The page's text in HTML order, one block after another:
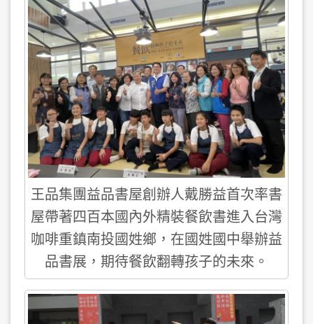
王品集團益品書屋創辦人戴勝益首次率書
屋帶著四百本國內外精裝餐飲書進入台灣
咖啡重鎮南投國姓鄉，在國姓國中舉辦益
品書展，期待餐飲翻轉孩子的未來。